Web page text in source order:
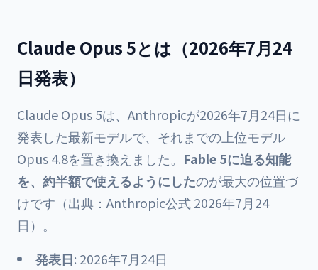
Claude Opus 5とは（2026年7月24
日発表）
Claude Opus 5は、Anthropicが2026年7月24日に
発表した最新モデルで、それまでの上位モデル
Opus 4.8を置き換えました。 Fable 5に迫る知能
を、約半額で使えるようにしたのが最大の位置づ
けです（出典：Anthropic公式 2026年7月24
日）。
発表日: 2026年7月24日